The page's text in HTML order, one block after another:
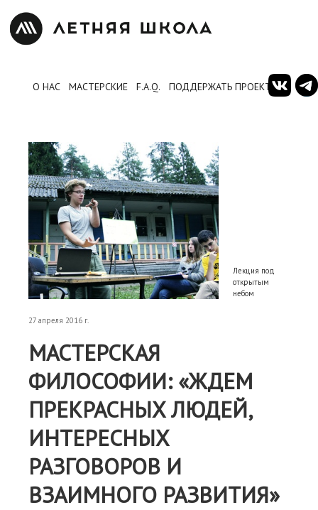
О НАС МАСТЕРСКИЕ F.A.Q. ПОДДЕРЖАТЬ ПРОЕКТ
Лекция под
открытым
небом
27 апреля 2016 г.
МАСТЕРСКАЯ
ФИЛОСОФИИ: «ЖДЕМ
ПРЕКРАСНЫХ ЛЮДЕЙ,
ИНТЕРЕСНЫХ
РАЗГОВОРОВ И
ВЗАИМНОГО РАЗВИТИЯ»